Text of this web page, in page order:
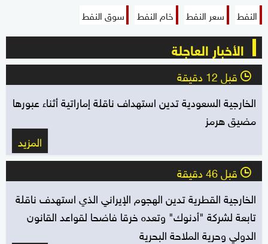
النفط سعر النفط خام النفط سوق النفط
الأخبار العاجلة
l قبل 12 دقيقة
الخارجية السعودية تدين استهداف ناقلة إماراتية أثناء عبورها
مضيق هرمز
المزيد
l قبل 46 دقيقة
الخارجية القطرية تدين الهجوم الإيراني الذي استهدف ناقلة
تابعة لشركة "أدنوك" وتعده خرقا فاضحا لقواعد القانون
الدولي وحرية الملاحة البحرية